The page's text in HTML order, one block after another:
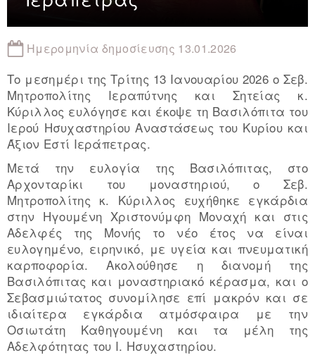
Ημερομηνία δημοσίευσης 13.01.2026
Το μεσημέρι της Tρίτης 13 Ιανουαρίου 2026 ο Σεβ.
Μητροπολίτης Ιεραπύτνης και Σητείας κ.
Κύριλλος ευλόγησε και έκοψε τη Βασιλόπιτα του
Ιερού Ησυχαστηρίου Αναστάσεως του Κυρίου και
Άξιον Εστί Ιεράπετρας.
Μετά την ευλογία της Βασιλόπιτας, στο
Αρχονταρίκι του μοναστηριού, ο Σεβ.
Μητροπολίτης κ. Κύριλλος ευχήθηκε εγκάρδια
στην Ηγουμένη Χριστονύμφη Μοναχή και στις
Αδελφές της Μονής το νέο έτος να είναι
ευλογημένο, ειρηνικό, με υγεία και πνευματική
καρποφορία. Ακολούθησε η διανομή της
Βασιλόπιτας και μοναστηριακό κέρασμα, και ο
Σεβασμιώτατος συνομίλησε επί μακρόν και σε
ιδιαίτερα εγκάρδια ατμόσφαιρα με την
Οσιωτάτη Καθηγουμένη και τα μέλη της
Αδελφότητας του Ι. Ησυχαστηρίου.